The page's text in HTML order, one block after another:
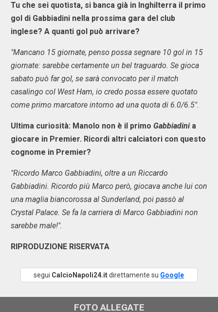
Tu che sei quotista, si banca già in Inghilterra il primo
gol di Gabbiadini nella prossima gara del club
inglese? A quanti gol può arrivare?
"Mancano 15 giornate, penso possa segnare 10 gol in 15
giornate: sarebbe certamente un bel traguardo. Se gioca
sabato può far gol, se sarà convocato per il match
casalingo col West Ham, io credo possa essere quotato
come primo marcatore intorno ad una quota di 6.0/6.5".
Ultima curiosità: Manolo non è il primo Gabbiadini a
giocare in Premier. Ricordi altri calciatori con questo
cognome in Premier?
"Ricordo Marco Gabbiadini, oltre a un Riccardo
Gabbiadini. Ricordo più Marco però, giocava anche lui con
una maglia biancorossa al Sunderland, poi passò al
Crystal Palace. Se fa la carriera di Marco Gabbiadini non
sarebbe male!".
RIPRODUZIONE RISERVATA
segui CalcioNapoli24.itdirettamente su Google
FOTO ALLEGATE